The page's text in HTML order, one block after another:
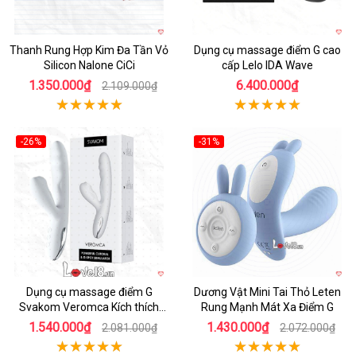
Thanh Rung Hợp Kim Đa Tần Vỏ
Silicon Nalone CiCi
1.350.000₫ 2.109.000₫
Dụng cụ massage điểm G cao
cấp Lelo IDA Wave
6.400.000₫
-26%
Dụng cụ massage điểm G
Svakom Veromca Kích thích
thăng hoa Nữ thủ dâm
1.540.000₫ 2.081.000₫
-31%
Dương Vật Mini Tai Thỏ Leten
Rung Mạnh Mát Xa Điểm G
1.430.000₫ 2.072.000₫